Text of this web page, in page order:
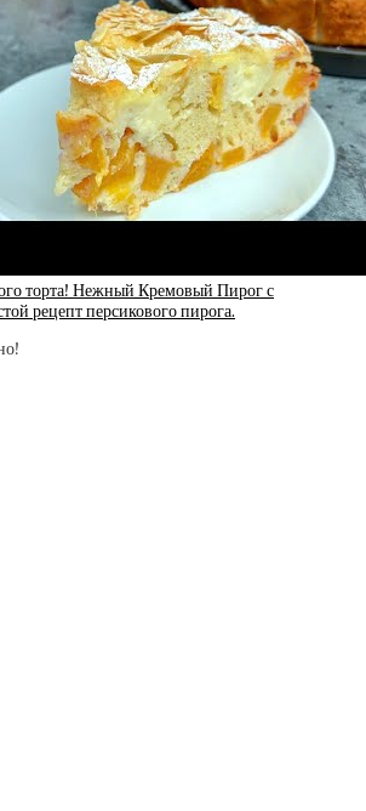
торта! Нежный Кремовый Пирог с
рецепт персикового пирога.